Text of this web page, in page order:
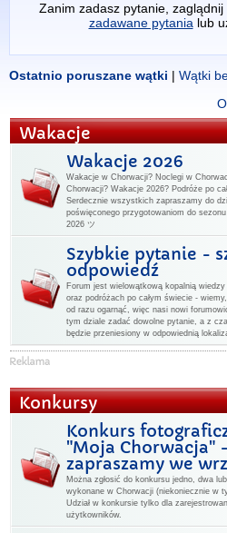
Zanim zadasz pytanie, zaglądnij
zadawane pytania lub
Ostatnio poruszane wątki | Wątki
Wakacje
Wakacje 2026
Wakacje w Chorwacji? Noclegi w
Chorwacji? Wakacje 2026? Podróże po
Serdecznie wszystkich zapraszamy do
poświęconego przygotowaniom do
2026 ツ
Szybkie pytanie -
odpowiedź
Forum jest wielowątkową kopalnią
oraz podróżach po całym świecie -
od razu ogarnąć, więc nasi nowi
tym dziale zadać dowolne pytanie, a z
będzie przeniesiony w odpowiednią
Konkursy
Konkurs
"Moja Chorwacja" -
zapraszamy we
Można zgłosić do konkursu jedno, dwa
wykonane w Chorwacji (niekoniecznie w
Udział w konkursie tylko dla
użytkowników.